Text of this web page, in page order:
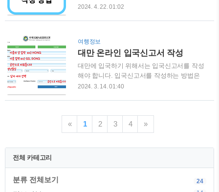
를 기다리는 싸이 흠뻑쇼의 티켓 가격입니다.
딩 R 석165,000원지정석 SR 석175,000원지정
석 R석165,000원..
입니다. 필리핀도 예외 없이 입국신고서를 작
라, 보라카이 등의 여행을 가는 사람들은 필리
핀으로 출발하는 시간(항공기 탑승 시간)을 기
준으로 72시간 이내에 이트래블을 작성해야
합니다. 필리핀 마닐라, 세부, 보홀, 보라카이
등의 여행을 위해 이트래블(eTravel)을 작성하
게 할 수 있습니다. 1. 필리핀 마닐라 이트래블
작성 주의 사항 필리핀 마닐라, 세부..
2024. 4. 22. 01:02
여행정보
대만 온라인 입국신고서 작성
대만에 입국하기 위해서는 입국신고서를 작성
해야 합니다. 입국신고서를 작성하는 방법은
비행기에서 종이로 작성하는 방법과 출국전
기 안에서 나눠주는 종이로 된 입국신고서를
작성해도 되지만, 온라인으로 미리 작성을 한
다면 입국 심사를 더욱 더 빠르게 마치고 입국
움 속에서 온라인을 통해 미리 입국신고서를
2024. 3. 14. 01:40
« 1 2 3 4 »
전체 카테고리
분류 전체보기 24